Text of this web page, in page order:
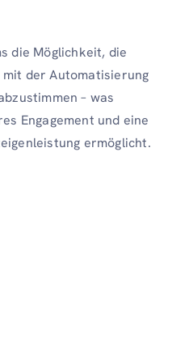
die Möglichkeit, die
der Automatisierung
– was
Engagement und eine
ermöglicht.